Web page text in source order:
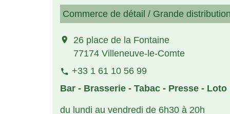
Commerce de détail / Grande
location_on
26 place de la Fontaine
77174 Villeneuve-le-Comte
phone +33 1 61 10 56 99
Bar - Brasserie - Tabac - Presse - Loto
du lundi au vendredi de 6h30 à 20h